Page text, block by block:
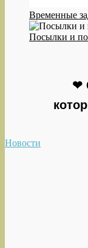
Временные
Посылки и
❤
Новости